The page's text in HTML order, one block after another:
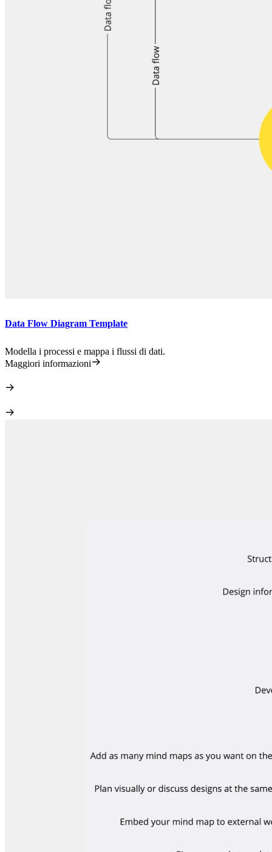
Data Flow Diagram Template
Modella i processi e mappa i flussi di dati.
Maggiori informazioni